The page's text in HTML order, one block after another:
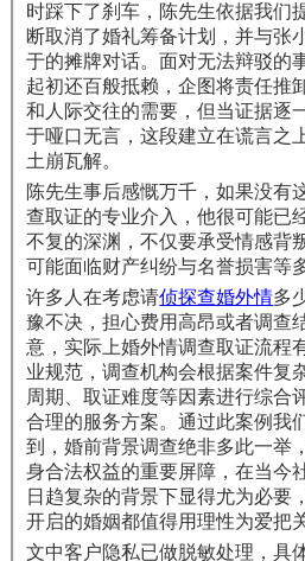
时踩下了刹车，陈先生依据我们
断取消了婚礼筹备计划，并与张
于的摊牌对话。面对无法辩驳的
起初还百般抵赖，企图将责任推
和人际交往的需要，但当证据逐
于哑口无言，这段建立在谎言之
土崩瓦解。
陈先生事后感慨万千，如果没有
查取证的专业介入，他很可能已
不复的深渊，不仅要承受情感背
可能面临财产纠纷与名誉损害等
许多人在考虑请侦探查婚外情多
豫不决，担心费用高昂或者调查
意，实际上婚外情调查取证流程
业规范，调查机构会根据案件复
周期、取证难度等因素进行综合
合理的服务方案。通过此案例我
到，婚前背景调查绝非多此一举
身合法权益的重要屏障，在当今
日趋复杂的背景下显得尤为必要
开启的婚姻都值得用理性为爱把
文中客户隐私已做脱敏处理，具